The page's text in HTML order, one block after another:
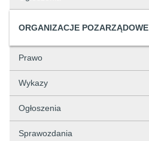
ORGANIZACJE POZARZĄDOWE
Prawo
Wykazy
Ogłoszenia
Sprawozdania